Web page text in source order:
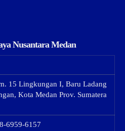
Nusantara Medan
15 Lingkungan I, Baru Ladang
Kota Medan Prov. Sumatera
6959-6157